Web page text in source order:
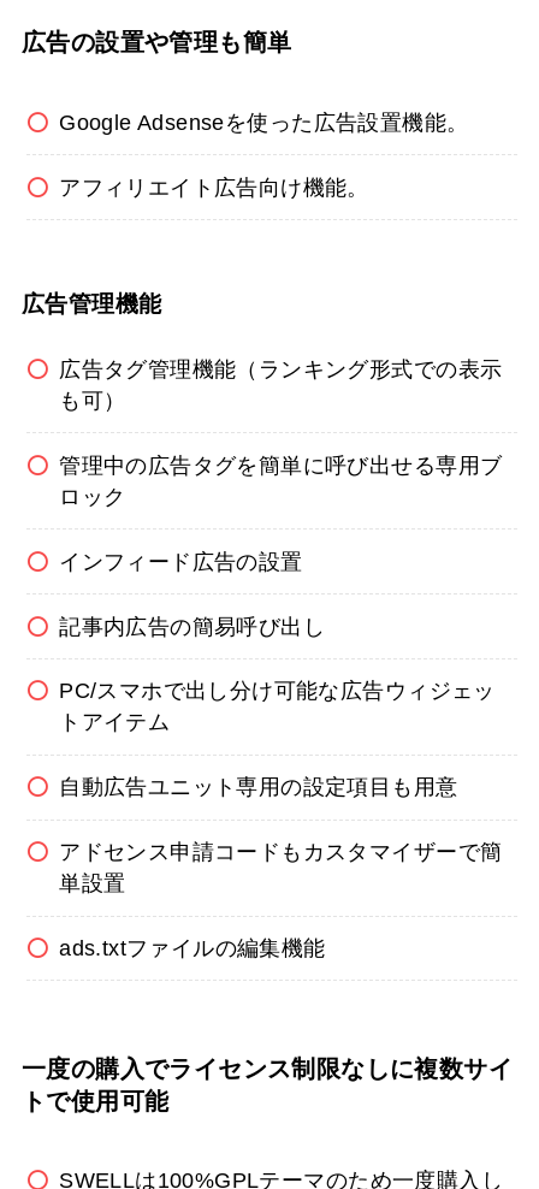
広告の設置や管理も簡単
Google Adsenseを使った広告設置機能。
アフィリエイト広告向け機能。
広告管理機能
広告タグ管理機能（ランキング形式での表示
も可）
管理中の広告タグを簡単に呼び出せる専用ブ
ロック
インフィード広告の設置
記事内広告の簡易呼び出し
PC/スマホで出し分け可能な広告ウィジェッ
トアイテム
自動広告ユニット専用の設定項目も用意
アドセンス申請コードもカスタマイザーで簡
単設置
ads.txtファイルの編集機能
一度の購入でライセンス制限なしに複数サイ
トで使用可能
SWELLは100%GPLテーマのため一度購入し